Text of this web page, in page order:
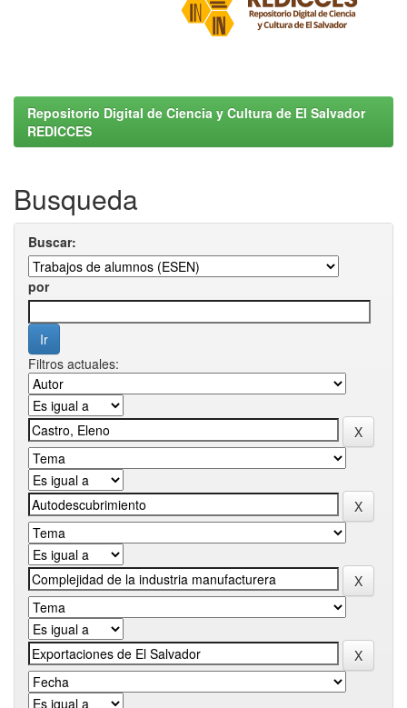
Repositorio Digital de Ciencia y Cultura de El Salvador
REDICCES
Busqueda
Buscar:
por
Filtros actuales: